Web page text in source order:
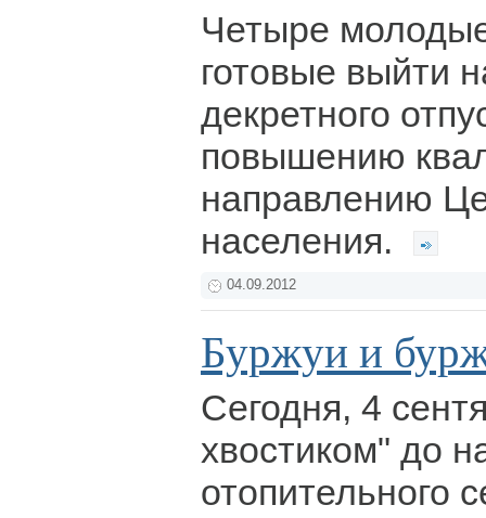
Четыре
готовые выйти
декретного
повышению
направлению
населения.
04.09.2012
Буржуи и
Сегодня, 4
хвостиком" до
отопительного